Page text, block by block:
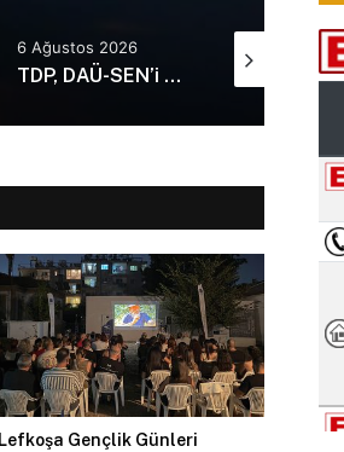
6 Ağustos 2026
TDP, DAÜ-SEN’i kabul etti: Günü kurtaran değil, geleceği planlayan politikalara ihtiyaç var!
6 Ağustos 2026
Lefkoşa Gençlik Günleri